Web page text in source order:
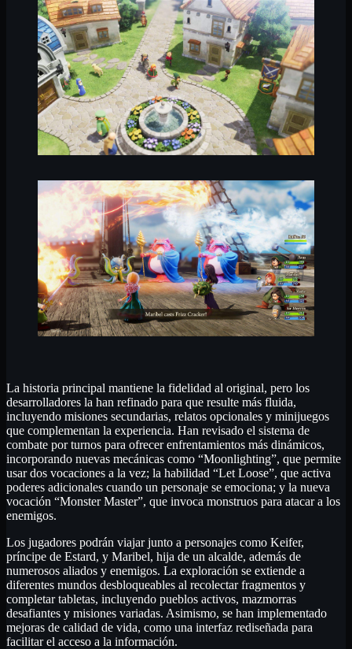
La historia principal mantiene la fidelidad al original, pero los
desarrolladores la han refinado para que resulte más fluida,
incluyendo misiones secundarias, relatos opcionales y minijuegos
que complementan la experiencia. Han revisado el sistema de
combate por turnos para ofrecer enfrentamientos más dinámicos,
incorporando nuevas mecánicas como “Moonlighting”, que permite
usar dos vocaciones a la vez; la habilidad “Let Loose”, que activa
poderes adicionales cuando un personaje se emociona; y la nueva
vocación “Monster Master”, que invoca monstruos para atacar a los
enemigos.
Los jugadores podrán viajar junto a personajes como Keifer,
príncipe de Estard, y Maribel, hija de un alcalde, además de
numerosos aliados y enemigos. La exploración se extiende a
diferentes mundos desbloqueables al recolectar fragmentos y
completar tabletas, incluyendo pueblos activos, mazmorras
desafiantes y misiones variadas. Asimismo, se han implementado
mejoras de calidad de vida, como una interfaz rediseñada para
facilitar el acceso a la información.